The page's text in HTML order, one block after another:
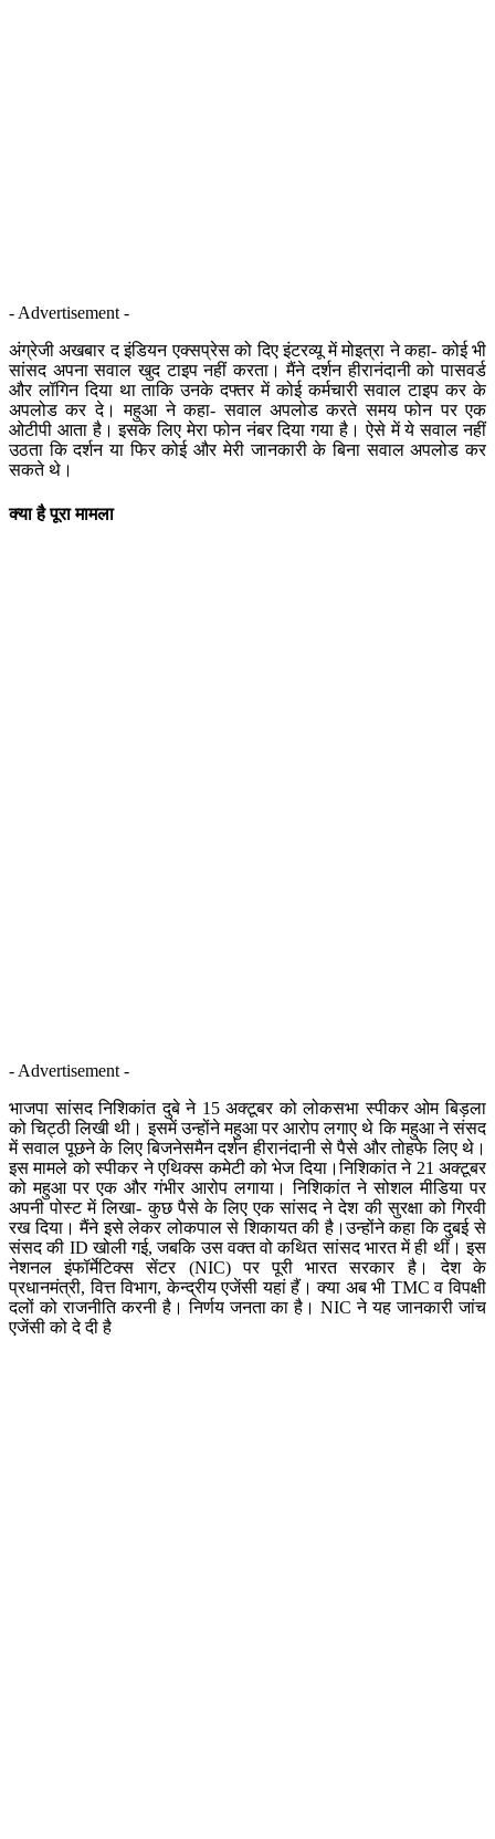
- Advertisement -
अंग्रेजी अखबार द इंडियन एक्सप्रेस को दिए इंटरव्यू में मोइत्रा ने कहा- कोई भी
सांसद अपना सवाल खुद टाइप नहीं करता। मैंने दर्शन हीरानंदानी को पासवर्ड
और लॉगिन दिया था ताकि उनके दफ्तर में कोई कर्मचारी सवाल टाइप कर के
अपलोड कर दे। महुआ ने कहा- सवाल अपलोड करते समय फोन पर एक
ओटीपी आता है। इसके लिए मेरा फोन नंबर दिया गया है। ऐसे में ये सवाल नहीं
उठता कि दर्शन या फिर कोई और मेरी जानकारी के बिना सवाल अपलोड कर
सकते थे।
क्या है पूरा मामला
- Advertisement -
भाजपा सांसद निशिकांत दुबे ने 15 अक्टूबर को लोकसभा स्पीकर ओम बिड़ला
को चिट्ठी लिखी थी। इसमें उन्होंने महुआ पर आरोप लगाए थे कि महुआ ने संसद
में सवाल पूछने के लिए बिजनेसमैन दर्शन हीरानंदानी से पैसे और तोहफे लिए थे।
इस मामले को स्पीकर ने एथिक्स कमेटी को भेज दिया।निशिकांत ने 21 अक्टूबर
को महुआ पर एक और गंभीर आरोप लगाया। निशिकांत ने सोशल मीडिया पर
अपनी पोस्ट में लिखा- कुछ पैसे के लिए एक सांसद ने देश की सुरक्षा को गिरवी
रख दिया। मैंने इसे लेकर लोकपाल से शिकायत की है।उन्होंने कहा कि दुबई से
संसद की ID खोली गई, जबकि उस वक्त वो कथित सांसद भारत में ही थीं। इस
नेशनल इंफॉर्मेटिक्स सेंटर (NIC) पर पूरी भारत सरकार है। देश के
प्रधानमंत्री, वित्त विभाग, केन्द्रीय एजेंसी यहां हैं। क्या अब भी TMC व विपक्षी
दलों को राजनीति करनी है। निर्णय जनता का है। NIC ने यह जानकारी जांच
एजेंसी को दे दी है